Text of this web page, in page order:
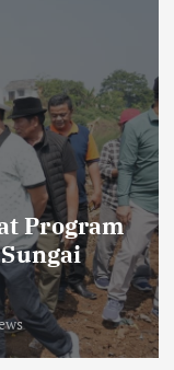
Program